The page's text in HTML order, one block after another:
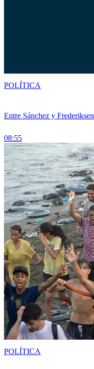
Entre Sánchez y Frederiksen
08:55
POLÍTICA
POLÍTICA